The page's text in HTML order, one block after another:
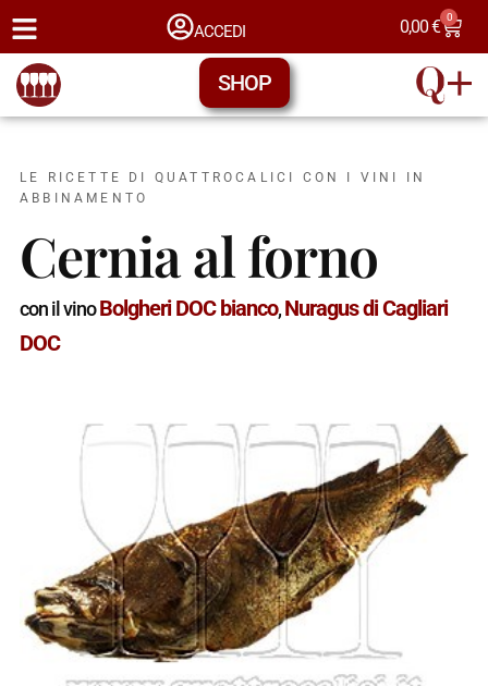
ACCEDI 0,00€ 0
SHOP
LE RICETTE DI QUATTROCALICI CON I VINI IN
ABBINAMENTO
Cernia al forno
con il vinoBolgheri DOC bianco,Nuragus di Cagliari
DOC